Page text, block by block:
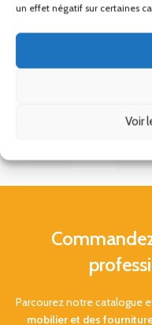
un effet négatif sur certaines
Voir
Parcourez notre catalogue
mobilier et des